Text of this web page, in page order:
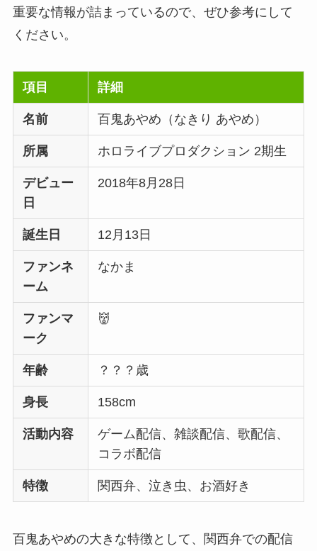
重要な情報が詰まっているので、ぜひ参考にして
ください。
項目 詳細
名前 百鬼あやめ（なきり あやめ）
所属 ホロライブプロダクション 2期生
デビュー
日
2018年8月28日
誕生日 12月13日
ファンネ
ーム
なかま
ファンマ
ーク
👹
年齢 ？？？歳
身長 158cm
活動内容
ゲーム配信、雑談配信、歌配信、
コラボ配信
特徴 関西弁、泣き虫、お酒好き
百鬼あやめの大きな特徴として、関西弁での配信